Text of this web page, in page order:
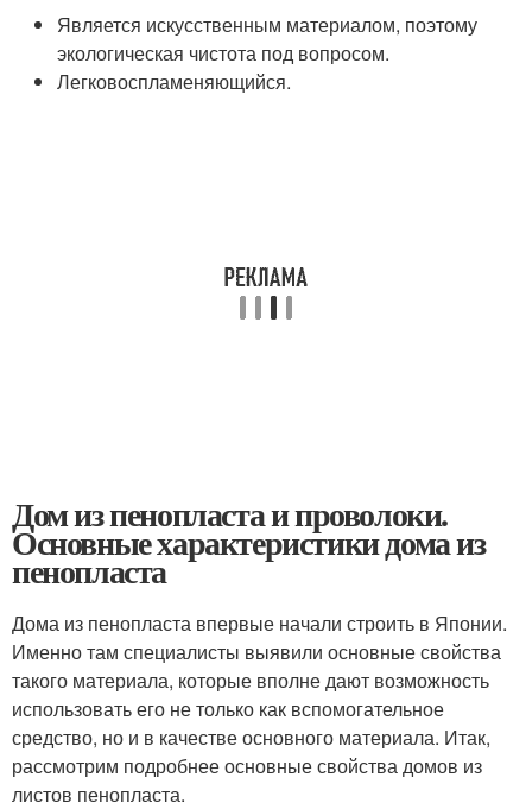
Является искусственным материалом, поэтому
экологическая чистота под вопросом.
Легковоспламеняющийся.
Дом из пенопласта и проволоки.
Основные характеристики дома из
пенопласта
Дома из пенопласта впервые начали строить в Японии.
Именно там специалисты выявили основные свойства
такого материала, которые вполне дают возможность
использовать его не только как вспомогательное
средство, но и в качестве основного материала. Итак,
рассмотрим подробнее основные свойства домов из
листов пенопласта.